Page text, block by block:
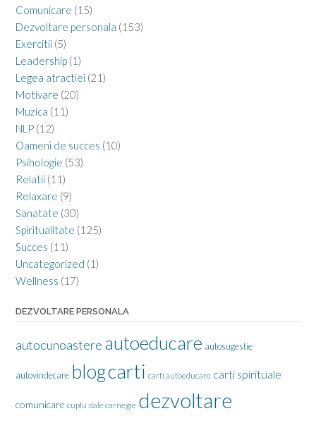
Comunicare (15)
Dezvoltare personala (153)
Exercitii (5)
Leadership (1)
Legea atractiei (21)
Motivare (20)
Muzica (11)
NLP (12)
Oameni de succes (10)
Psihologie (53)
Relatii (11)
Relaxare (9)
Sanatate (30)
Spiritualitate (125)
Succes (11)
Uncategorized (1)
Wellness (17)
DEZVOLTARE PERSONALA
autocunoastere autoeducare autosugestie
autovindecare blogcarti carti autoeducare carti spirituale
comunicare cuplu dale carnegie dezvoltare